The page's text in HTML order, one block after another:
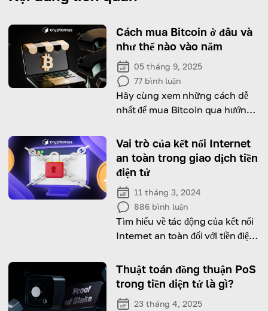
Cách mua Bitcoin ở đâu và
như thế nào vào năm
05 tháng 9, 2025
77 bình luận
Hãy cùng xem những cách dễ
nhất để mua Bitcoin qua hướng
Vai trò của kết nối Internet
an toàn trong giao dịch tiền
điện tử
11 tháng 3, 2024
886 bình luận
Tìm hiểu về tác động của kết nối
Internet an toàn đối với tiền điện
thành công, an toàn
Thuật toán đồng thuận PoS
trong tiền điện tử là gì?
23 tháng 4, 2025